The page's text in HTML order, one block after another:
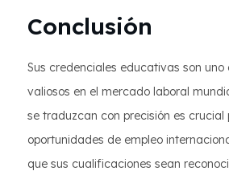
Conclusión
Sus credenciales educativas son
valiosos en el mercado laboral
se traduzcan con precisión es crucial
oportunidades de empleo
que sus cualificaciones sean